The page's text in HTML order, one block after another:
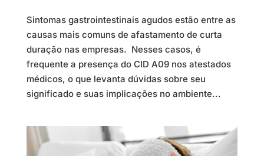
Sintomas gastrointestinais agudos estão entre as
causas mais comuns de afastamento de curta
duração nas empresas. Nesses casos, é
frequente a presença do CID A09 nos atestados
médicos, o que levanta dúvidas sobre seu
significado e suas implicações no ambiente...